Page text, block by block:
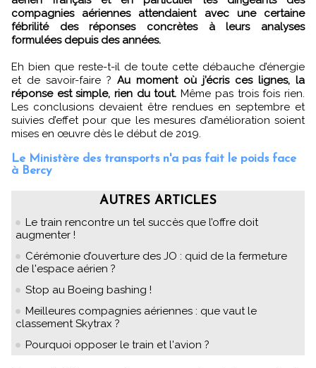
compagnies aériennes attendaient avec une certaine
fébrilité des réponses concrètes à leurs analyses
formulées depuis des années.
Eh bien que reste-t-il de toute cette débauche d’énergie
et de savoir-faire ? Au moment où j’écris ces lignes, la
réponse est simple, rien du tout.Même pas trois fois rien.
Les conclusions devaient être rendues en septembre et
suivies d’effet pour que les mesures d’amélioration soient
mises en œuvre dès le début de 2019.
Le Ministère des transports n'a pas fait le poids face
à Bercy
AUTRES ARTICLES
Le train rencontre un tel succès que l’offre doit
augmenter !
Cérémonie d’ouverture des JO : quid de la fermeture
de l'espace aérien ?
Stop au Boeing bashing !
Meilleures compagnies aériennes : que vaut le
classement Skytrax ?
Pourquoi opposer le train et l'avion ?